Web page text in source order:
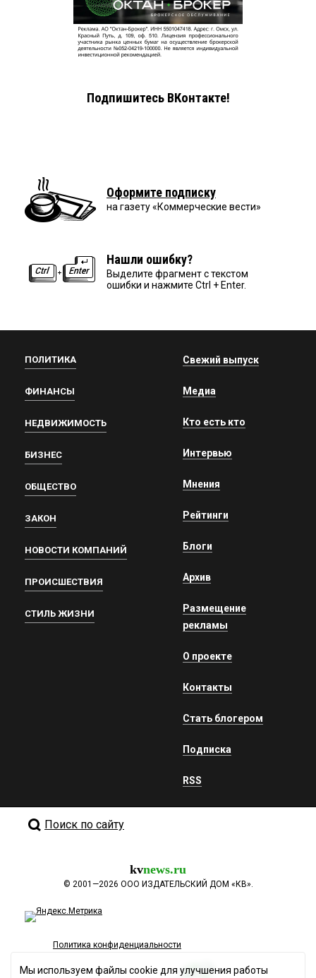
Подпишитесь ВКонтакте!
Оформите подписку
на газету «Коммерческие вести»
Нашли ошибку?
Выделите фрагмент с текстом
ошибки и нажмите Ctrl + Enter.
ПОЛИТИКА
ФИНАНСЫ
НЕДВИЖИМОСТЬ
БИЗНЕС
ОБЩЕСТВО
ЗАКОН
НОВОСТИ КОМПАНИЙ
ПРОИСШЕСТВИЯ
СТИЛЬ ЖИЗНИ
Свежий выпуск
Медиа
Кто есть кто
Интервью
Мнения
Рейтинги
Блоги
Архив
Размещение
рекламы
О проекте
Контакты
Стать блогером
Подписка
RSS
Поиск по сайту
kvnews.ru
© 2001—2026 ООО ИЗДАТЕЛЬСКИЙ ДОМ «КВ».
Политика конфиденциальности
Мы используем файлы cookie для улучшения работы